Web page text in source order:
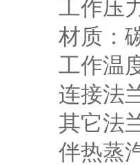
工作压
材质：
工作温
连接法
其它法
伴热蒸